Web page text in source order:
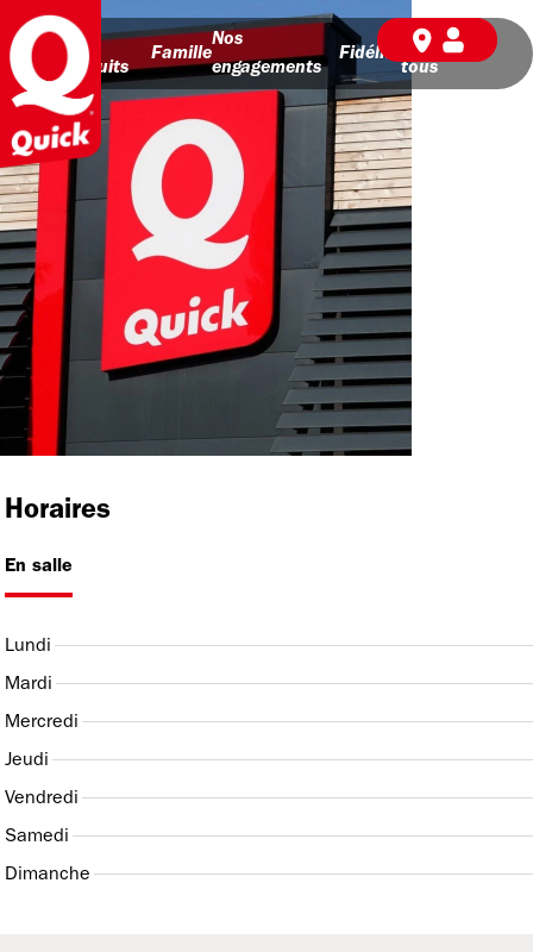
Nos
produits
Famille
Nos
engagements
Fidélité
BD pour
tous
Horaires
En salle
Lundi
Mardi
Mercredi
Jeudi
Vendredi
Samedi
Dimanche